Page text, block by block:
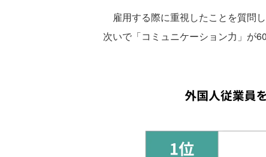
雇用する際に重視したことを質問
次いで「コミュニケーション力」が